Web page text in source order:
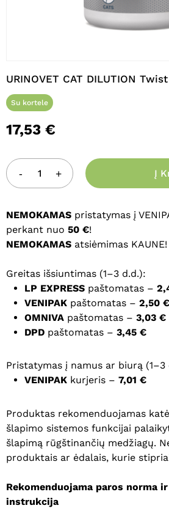
URINOVET CAT DILUTION
Su kortele
17,53 €
Į
NEMOKAMAS pristatymas į
perkant nuo 50 €!
NEMOKAMAS atsiėmimas KAUNE!
Greitas išsiuntimas (1–3 d.d.):
LP EXPRESS paštomatas –
VENIPAK paštomatas – 2,50 €
OMNIVA paštomatas – 3,03 €
DPD paštomatas – 3,45 €
Pristatymas į namus ar biurą (1–3
VENIPAK kurjeris – 7,01 €
Produktas rekomenduojamas
šlapimo sistemos funkcijai
šlapimą rūgštinančių medžiagų.
produktais ar ėdalais, kurie
Rekomenduojama paros norma
instrukcija
Pavadinimas*
El. paštas*
interneto puslapį,
įvesti iš naujo, kai
parašyti komentarą.